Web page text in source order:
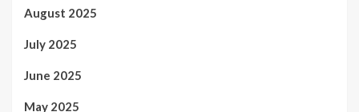
August 2025
July 2025
June 2025
May 2025